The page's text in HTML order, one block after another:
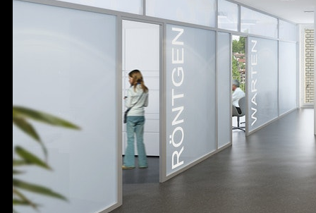
REFERENZEN
Galerie: Wohnbauten
Galerie: Gewerbebauten
Galerie: Luftbilder
Galerie: 360° Panos
Bilder sagen mehr als Worte
Klicken Sie auf ein Bild um die Galerie zu